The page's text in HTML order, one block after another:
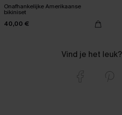
Onafhankelijke Amerikaanse
bikiniset
40,00 €
Vind je het